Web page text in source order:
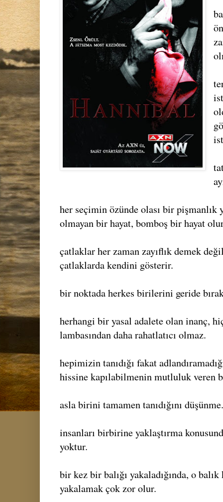
her seçimin özünde olası bir pişmanlık
olmayan bir hayat, bomboş bir hayat
çatlaklar her zaman zayıflık demek
çatlaklarda kendini gösterir.
bir noktada herkes birilerini geride
herhangi bir yasal adalete olan inanç,
lambasından daha rahatlatıcı olmaz.
hepimizin tanıdığı fakat
hissine kapılabilmenin mutluluk veren
asla birini tamamen tanıdığını düşünme.
insanları birbirine yaklaştırma
yoktur.
bir kez bir balığı yakaladığında, o
yakalamak çok zor olur.